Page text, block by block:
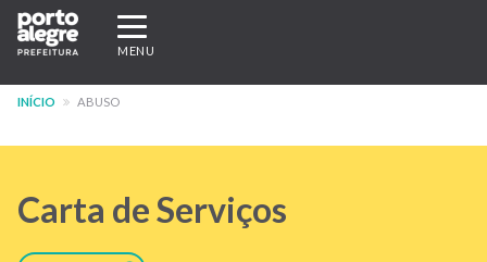
Pular
para
conteúdo
Expandir/recolher
navegação
MENU
INÍCIO ABUSO
Carta de Serviços